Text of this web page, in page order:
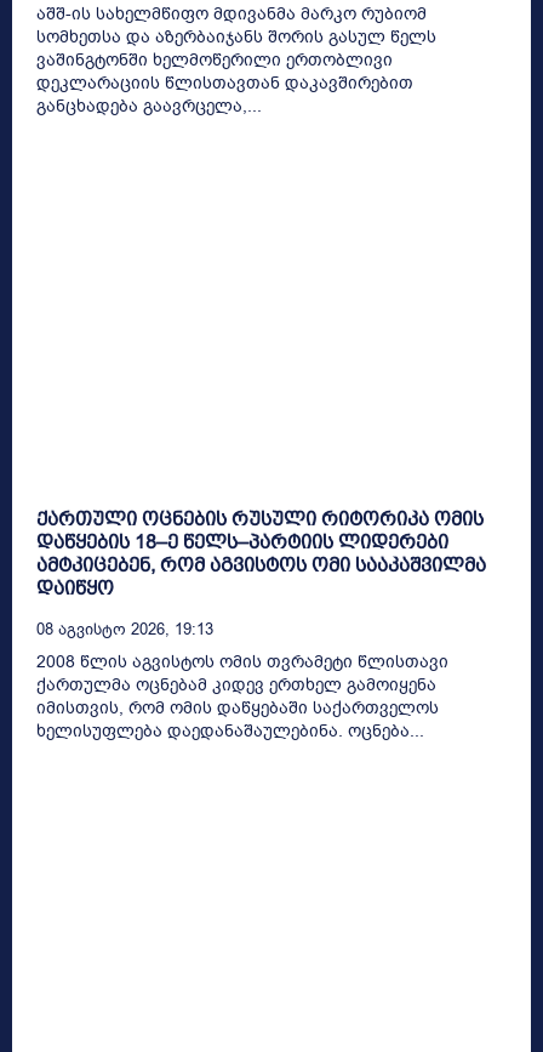
აშშ-ის სახელმწიფო მდივანმა მარკო რუბიომ
სომხეთსა და აზერბაიჯანს შორის გასულ წელს
ვაშინგტონში ხელმოწერილი ერთობლივი
დეკლარაციის წლისთავთან დაკავშირებით
განცხადება გაავრცელა,...
ქართული ოცნების რუსული რიტორიკა ომის
დაწყების 18–ე წელს–პარტიის ლიდერები
ამტკიცებენ, რომ აგვისტოს ომი სააკაშვილმა
დაიწყო
08 Აგვისტო 2026, 19:13
2008 წლის აგვისტოს ომის თვრამეტი წლისთავი
ქართულმა ოცნებამ კიდევ ერთხელ გამოიყენა
იმისთვის, რომ ომის დაწყებაში საქართველოს
ხელისუფლება დაედანაშაულებინა. ოცნება...